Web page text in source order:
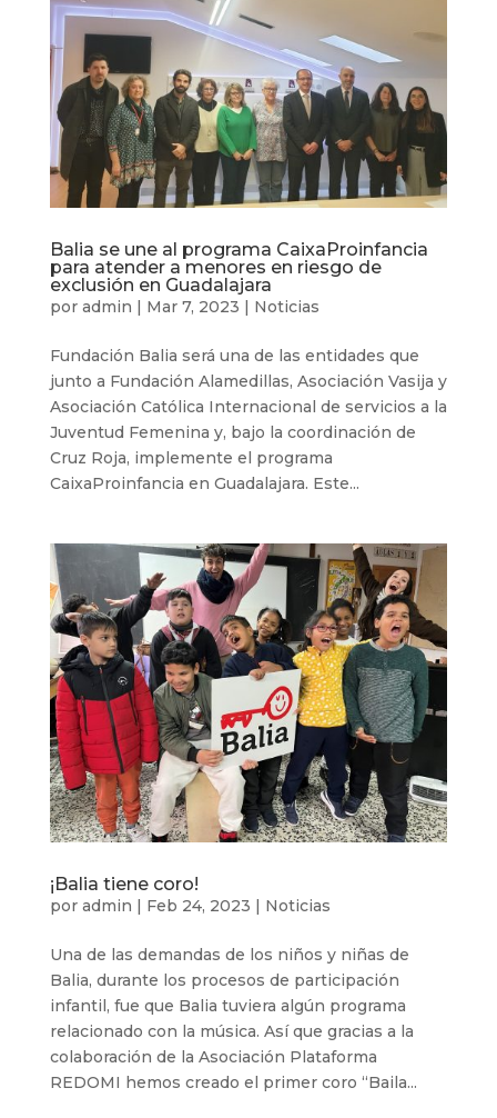
Balia se une al programa CaixaProinfancia
para atender a menores en riesgo de
exclusión en Guadalajara
por admin Mar 7, 2023 Noticias
Fundación Balia será una de las entidades que
junto a Fundación Alamedillas, Asociación Vasija y
Asociación Católica Internacional de servicios a la
Juventud Femenina y, bajo la coordinación de
Cruz Roja, implemente el programa
CaixaProinfancia en Guadalajara. Este...
¡Balia tiene coro!
por admin | Feb 24, 2023 | Noticias
Una de las demandas de los niños y niñas de
Balia, durante los procesos de participación
infantil, fue que Balia tuviera algún programa
relacionado con la música. Así que gracias a la
colaboración de la Asociación Plataforma
REDOMI hemos creado el primer coro “Baila...